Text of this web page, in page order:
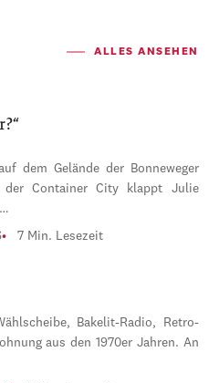
ALLES ANSEHEN
dem Gelände der Bonneweger
der Container City klappt Julie
7 Min. Lesezeit
Bakelit-Radio, Retro-
aus den 1970er Jahren. An